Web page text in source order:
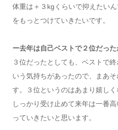
体重は＋３kgくらいで抑えたい
をもっとつけていきたいです。
ー去年は自己ベストで２位だっ
３位だったとしても、ベストで
いう気持ちがあったので、まあ
す。３位というのはあまり嬉し
しっかり受け止めて来年は一番
っていきたいと思います。